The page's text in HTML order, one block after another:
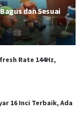
dan Sesuai
Rate 144Hz,
16 Inci Terbaik, Ada